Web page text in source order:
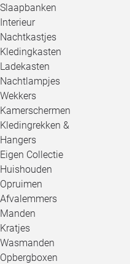
Slaapbanken
Interieur
Nachtkastjes
Kledingkasten
Ladekasten
Nachtlampjes
Wekkers
Kamerschermen
Kledingrekken &
Hangers
Eigen Collectie
Huishouden
Opruimen
Afvalemmers
Manden
Kratjes
Wasmanden
Opbergboxen